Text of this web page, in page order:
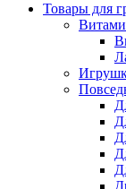
Товары для